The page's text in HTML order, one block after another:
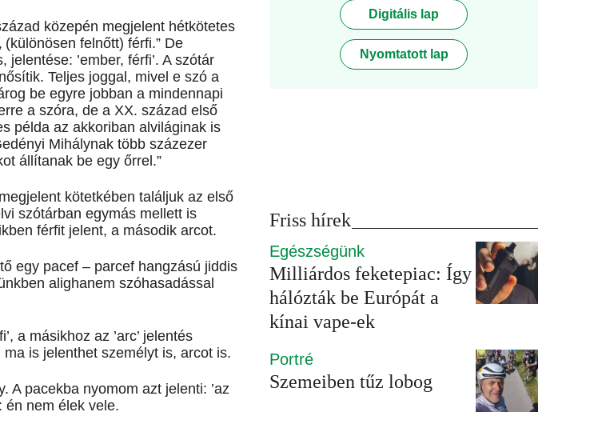
közepén megjelent hétkötetes
(különösen felnőtt) férfi.” De
’ember, férfi’. A szótár
Teljes joggal, mivel e szó a
be egyre jobban a mindennapi
a szóra, de a XX. század első
példa az akkoriban alviláginak is
Mihálynak több százezer
állítanak be egy őrrel.”
kötetkében találjuk az első
szótárban egymás mellett is
férfit jelent, a második arcot.
egy pacef – parcef hangzású jiddis
alighanem szóhasadással
a másikhoz az ’arc’ jelentés
is jelenthet személyt is, arcot is.
A pacekba nyomom azt jelenti: ’az
én nem élek vele.
Digitális lap
Nyomtatott lap
Friss hírek
Egészségünk
Milliárdos feketepiac: Így
hálózták be Európát a
kínai vape-ek
Portré
Szemeiben tűz lobog